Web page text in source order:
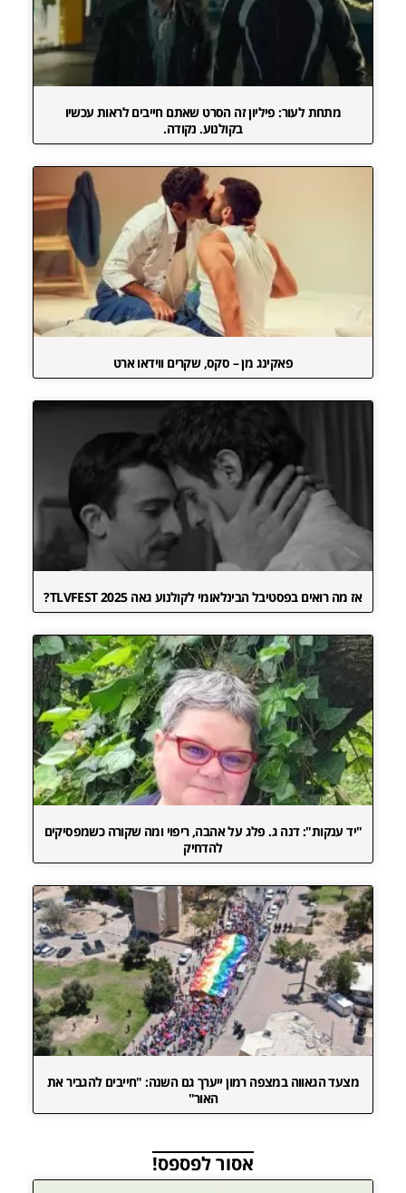
מתחת לעור: פיליון זה הסרט שאתם חייבים לראות עכשיו
בקולנוע. נקודה.
פאקינג מן – סקס, שקרים ווידאו ארט
אז מה רואים בפסטיבל הבינלאומי לקולנוע גאה TLVFEST 2025?
"יד ענקות": דנה ג. פלג על אהבה, ריפוי ומה שקורה כשמפסיקים
להדחיק
מצעד הגאווה במצפה רמון ייערך גם השנה: "חייבים להגביר את
האור"
אסור לפספס!